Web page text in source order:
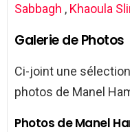
Sabbagh , Khaoula
Galerie de Photos
Ci-joint une
photos de Manel
Photos de Manel